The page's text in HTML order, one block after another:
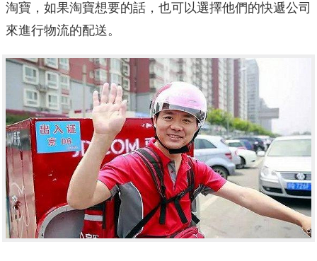
淘寶，如果淘寶想要的話，也可以選擇他們的快遞公司
來進行物流的配送。